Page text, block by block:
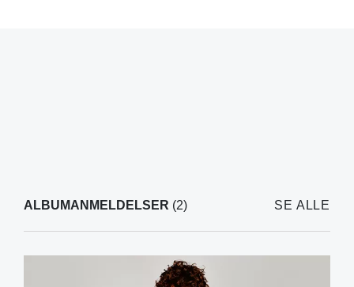
ALBUMANMELDELSER (2) SE ALLE